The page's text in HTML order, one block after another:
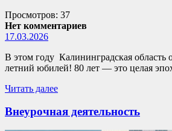
Просмотров: 37
Нет комментариев
17.03.2026
В этом году Калининградская область
летний юбилей! 80 лет — это целая
Читать далее
Внеурочная деятельность